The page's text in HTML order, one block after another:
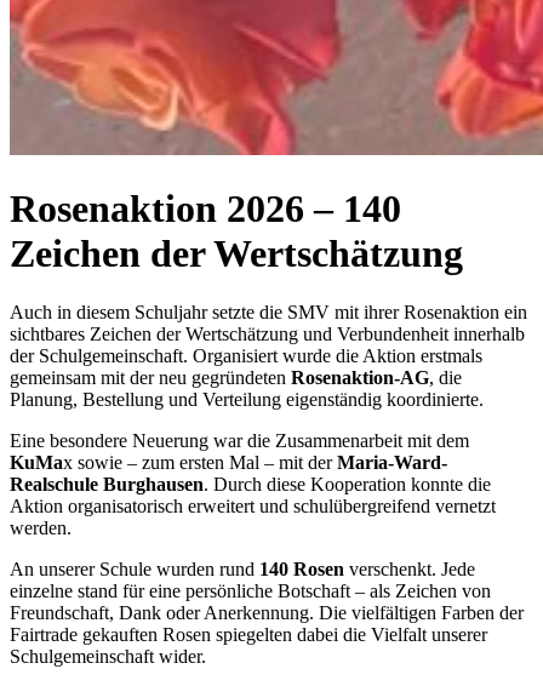
Rosenaktion 2026 – 140
Zeichen der Wertschätzung
Auch in diesem Schuljahr setzte die SMV mit ihrer Rosenaktion ein
sichtbares Zeichen der Wertschätzung und Verbundenheit innerhalb
der Schulgemeinschaft. Organisiert wurde die Aktion erstmals
gemeinsam mit der neu gegründeten Rosenaktion-AG, die
Planung, Bestellung und Verteilung eigenständig koordinierte.
Eine besondere Neuerung war die Zusammenarbeit mit dem
KuMax sowie – zum ersten Mal – mit derMaria-Ward-
Realschule Burghausen. Durch diese Kooperation konnte die
Aktion organisatorisch erweitert und schulübergreifend vernetzt
werden.
An unserer Schule wurden rund 140 Rosen verschenkt. Jede
einzelne stand für eine persönliche Botschaft – als Zeichen von
Freundschaft, Dank oder Anerkennung. Die vielfältigen Farben der
Fairtrade gekauften Rosen spiegelten dabei die Vielfalt unserer
Schulgemeinschaft wider.